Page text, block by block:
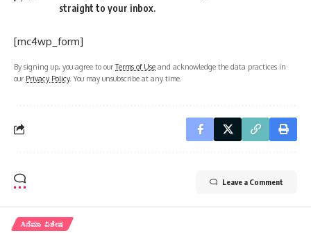
straight to your inbox.
[mc4wp_form]
By signing up, you agree to ourTerms of Use and acknowledge the data practices in
our Privacy Policy. You may unsubscribe at any time.
Leave a Comment
ಸಿನೆಮಾ ವಿಶೇಷ